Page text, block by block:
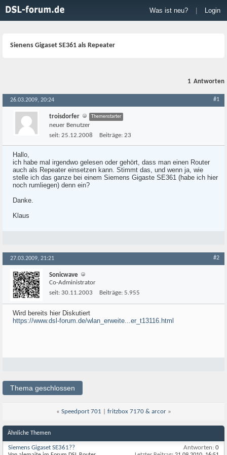
Was ist neu? Login
Sienens Gigaset SE361 als Repeater
1 Antworten
26.03.2009, 20:24 #1
troisdorfer Themenstarter
neuer Benutzer
seit: 25.12.2008 Beiträge: 23
Hallo,
ich habe mal irgendwo gelesen oder gehört, dass man einen Router
auch als Repeater einsetzen kann. Stimmt das, und wenn ja, wie
stelle ich das ganze bei einem Siemens Gigaste SE361 (habe ich hier
noch rumliegen) denn ein?
Danke.
Klaus
27.03.2009, 21:21 #2
Sonicwave
Co-Administrator
seit: 30.11.2003 Beiträge: 5.955
Wird bereits hier Diskutiert
https://www.dsl-forum.de/wlan_erweite...er_t13116.html
Thema geschlossen
« Speedport 701 fritzbox 7170 & arcor »
Ähnliche Themen
Siemens Gigaset SE361?? Antworten: 0